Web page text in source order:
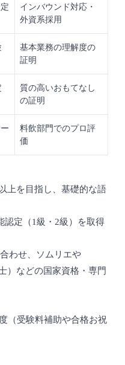
インバウンド対応・
外資系採用
基本業務の理解度の
証明
質の高いおもてなし
の証明
料飲部門でのプロ評
価
上を目指し、基礎的な語
認定（1級・2級）を取得
わせ、ソムリエや
）などの国家資格・専門
（受験料補助や合格お祝